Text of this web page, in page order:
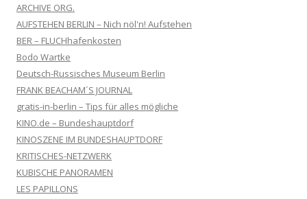
ARCHIVE ORG.
AUFSTEHEN BERLIN – Nich nöl'n! Aufstehen
BER – FLUCHhafenkosten
Bodo Wartke
Deutsch-Russisches Museum Berlin
FRANK BEACHAM´S JOURNAL
gratis-in-berlin – Tips für alles mögliche
KINO.de – Bundeshauptdorf
KINOSZENE IM BUNDESHAUPTDORF
KRITISCHES-NETZWERK
KUBISCHE PANORAMEN
LES PAPILLONS